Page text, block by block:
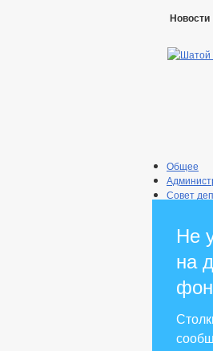
Новости
Общее
Совет
Бюджет
Прием
Не
на